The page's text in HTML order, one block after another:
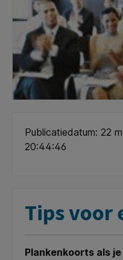
Publicatiedatum: 22
20:44:46
Tips voor
Plankenkoorts als